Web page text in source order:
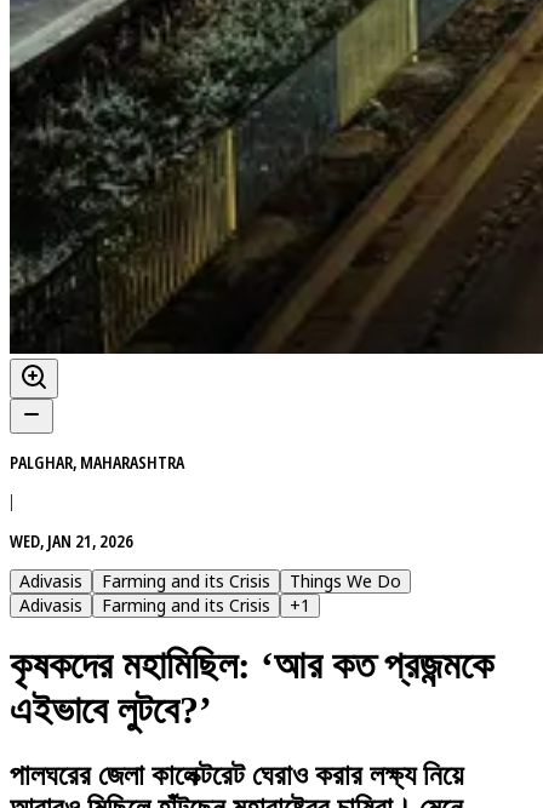
PALGHAR, MAHARASHTRA
|
WED, JAN 21, 2026
Adivasis
Farming and its Crisis
Things We Do
Adivasis
Farming and its Crisis +1
কৃষকদের মহামিছিল: ‘আর কত প্রজন্মকে
এইভাবে লুটবে?’
পালঘরের জেলা কালেক্টরেট ঘেরাও করার লক্ষ্য নিয়ে